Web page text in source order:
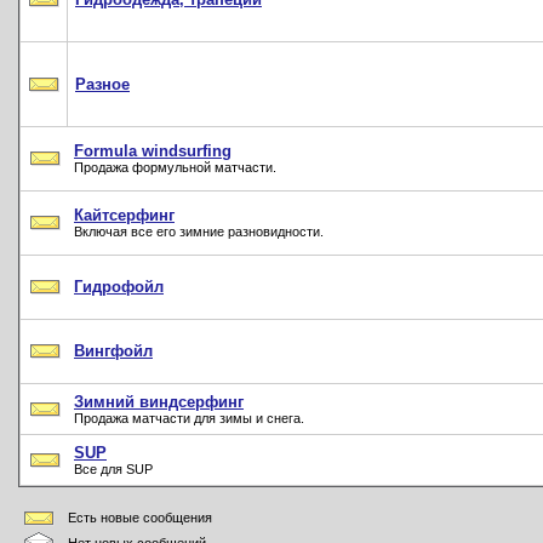
Разное
Formula windsurfing
Продажа формульной матчасти.
Кайтсерфинг
Включая все его зимние разновидности.
Гидрофойл
Вингфойл
Зимний виндсерфинг
Продажа матчасти для зимы и снега.
SUP
Все для SUP
Есть новые сообщения